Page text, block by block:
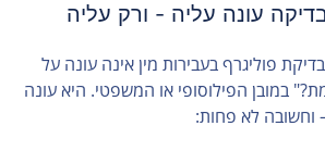
פוליגרף בעבירות מין אינה עונה על
במובן הפילוסופי או המשפטי. היא עונה
לא פחות: